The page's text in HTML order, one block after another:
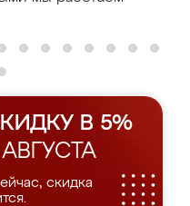
В 5%
скидка